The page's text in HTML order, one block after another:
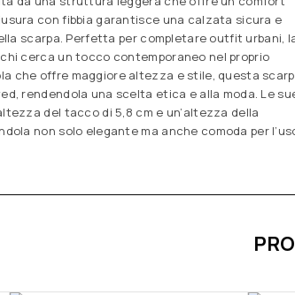
con fibbia garantisce una calzata sicura e
scarpa. Perfetta per completare outfit urbani,
cerca un tocco contemporaneo nel proprio
che offre maggiore altezza e stile, questa
rendendola una scelta etica e alla moda. Le
del tacco di 5,8 cm e un’altezza della
non solo elegante ma anche comoda per